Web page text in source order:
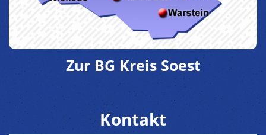
Zur BG Kreis Soest
Kontakt